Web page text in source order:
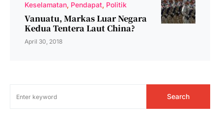
Keselamatan Pendapat Politik
Vanuatu, Markas Luar Negara
Kedua Tentera Laut China?
April 30, 2018
Search